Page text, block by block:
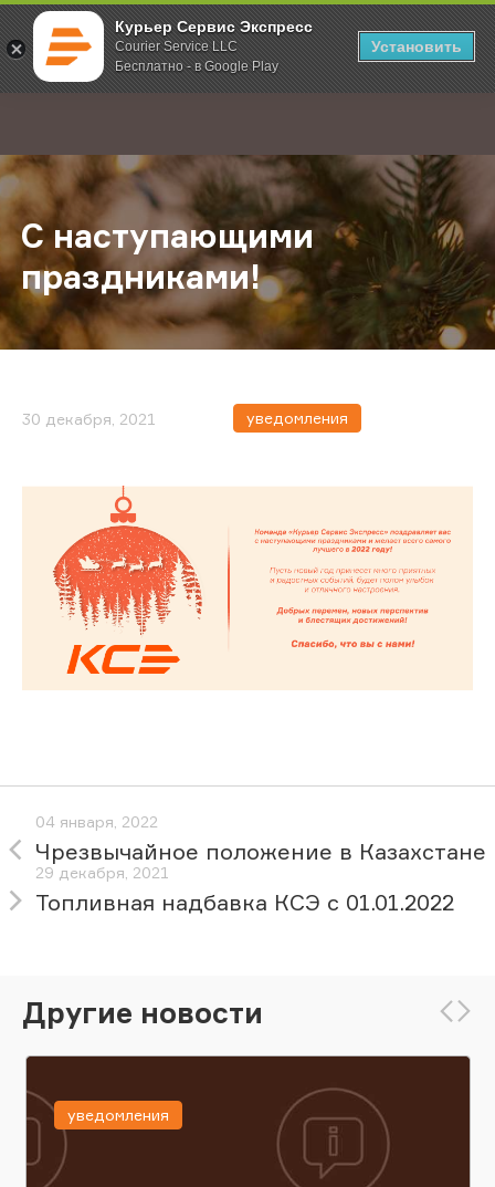
Курьер Сервис Экспресс
Courier Service LLC
Бесплатно - в Google Play
Установить
; Главная О компании Новости С наступающими праздниками!
С наступающими
праздниками!
30 декабря, 2021 уведомления
04 января, 2022
Чрезвычайное положение в Казахстане
29 декабря, 2021
Топливная надбавка КСЭ с 01.01.2022
Другие новости
уведомления